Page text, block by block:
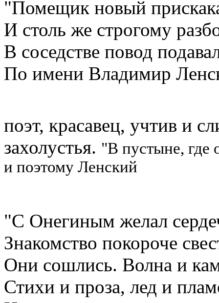
"Помещик новый
И столь же строгому
В соседстве повод
По имени Владимир
поэт, красавец, учтив и
захолустья. "В пустыне, где
и поэтому Ленский
"С Онегиным желал
Знакомство покороче
Они сошлись. Волна и
Стихи и проза, лед и